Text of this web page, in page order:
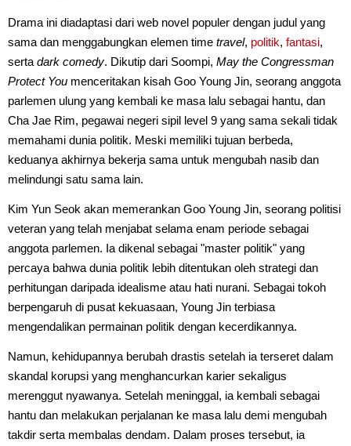
Drama ini diadaptasi dari web novel populer dengan judul yang
sama dan menggabungkan elemen time travel, politik, fantasi,
serta dark comedy. Dikutip dari Soompi, May the Congressman
Protect You menceritakan kisah Goo Young Jin, seorang anggota
parlemen ulung yang kembali ke masa lalu sebagai hantu, dan
Cha Jae Rim, pegawai negeri sipil level 9 yang sama sekali tidak
memahami dunia politik. Meski memiliki tujuan berbeda,
keduanya akhirnya bekerja sama untuk mengubah nasib dan
melindungi satu sama lain.
Kim Yun Seok akan memerankan Goo Young Jin, seorang politisi
veteran yang telah menjabat selama enam periode sebagai
anggota parlemen. Ia dikenal sebagai "master politik" yang
percaya bahwa dunia politik lebih ditentukan oleh strategi dan
perhitungan daripada idealisme atau hati nurani. Sebagai tokoh
berpengaruh di pusat kekuasaan, Young Jin terbiasa
mengendalikan permainan politik dengan kecerdikannya.
Namun, kehidupannya berubah drastis setelah ia terseret dalam
skandal korupsi yang menghancurkan karier sekaligus
merenggut nyawanya. Setelah meninggal, ia kembali sebagai
hantu dan melakukan perjalanan ke masa lalu demi mengubah
takdir serta membalas dendam. Dalam proses tersebut, ia